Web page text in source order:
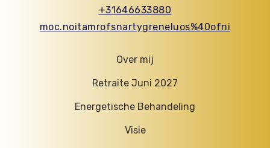
+31646633880
moc.noitamrofsnartygreneluos%40ofni
Over mij
Retraite Juni 2027
Energetische Behandeling
Visie